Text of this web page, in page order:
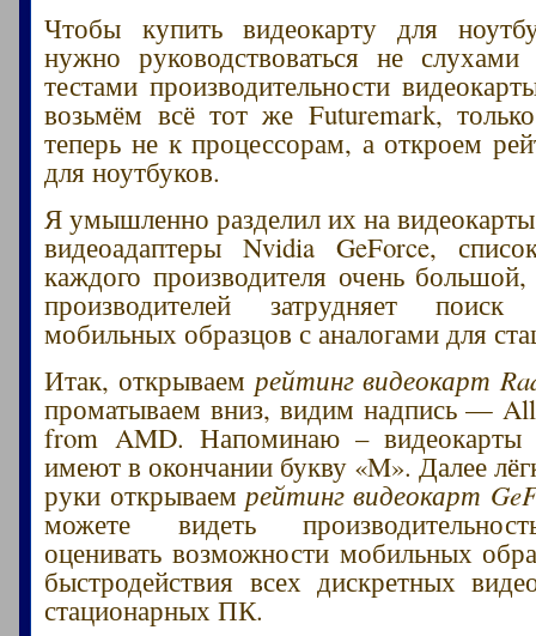
Чтобы купить видеокарту для
нужно руководствоваться не
тестами производительности
возьмём всё тот же Futuremark,
теперь не к процессорам, а откроем
для ноутбуков.
Я умышленно разделил их на
видеоадаптеры Nvidia GeForce,
каждого производителя очень
производителей затрудняет
мобильных образцов с аналогами для
Итак, открываем рейтинг видеокарт
проматываем вниз, видим надпись —
from AMD. Напоминаю – видеокарты
имеют в окончании букву «M». Далее
руки открываем рейтинг видеокарт
можете видеть
оценивать возможности мобильных
быстродействия всех дискретных
стационарных ПК.